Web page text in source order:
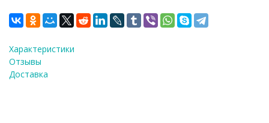
Характеристики
Отзывы
Доставка